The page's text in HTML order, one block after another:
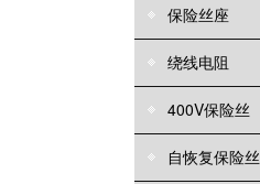
保险丝座
绕线电阻
400V保险丝
自恢复保险丝